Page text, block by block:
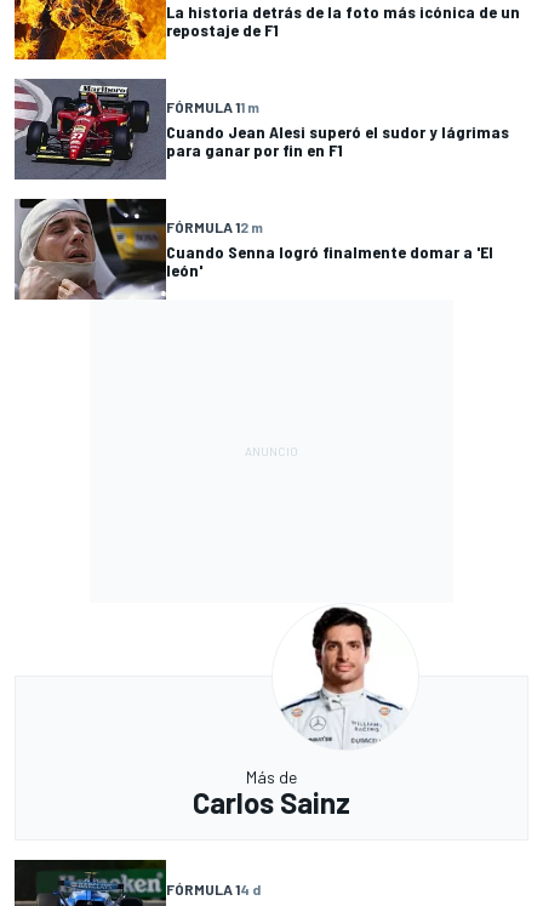
La historia detrás de la foto más icónica de un
repostaje de F1
FÓRMULA 11 m
Cuando Jean Alesi superó el sudor y lágrimas
para ganar por fin en F1
FÓRMULA 12 m
Cuando Senna logró finalmente domar a 'El
león'
Más de
Carlos Sainz
FÓRMULA 14 d